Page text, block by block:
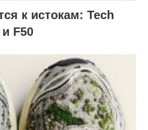
к истокам: Tech
F50